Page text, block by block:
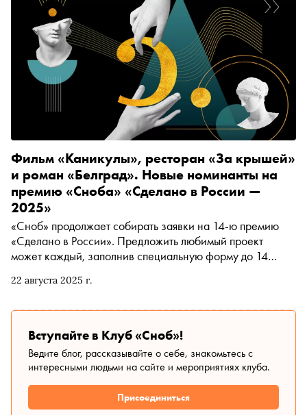
22 августа 2025 г.
Фильм «Каникулы», ресторан «За крышей»
и роман «Белград». Новые номинанты на
премию «Сноба» «Сделано в России —
2025»
«Сноб» продолжает собирать заявки на 14-ю премию
«Сделано в России». Предложить любимый проект
может каждый, заполнив специальную форму до 14
Вступайте в Клуб «Сноб»!
Ведите блог, рассказывайте о себе, знакомьтесь с
интересными людьми на сайте и мероприятиях клуба.
Присоединиться